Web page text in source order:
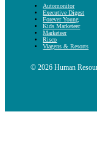
Automonitor
Executive Digest
Forever Young
Kids Marketeer
Marketeer
Risco
Viagens & Resorts
© 2026 Human